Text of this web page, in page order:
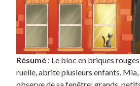
Résumé : Le bloc en briques
ruelle, abrite plusieurs enfants. Mia,
observe de sa fenêtre; grands,